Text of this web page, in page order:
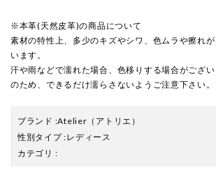
※本革(天然皮革)の商品について
素材の特性上、多少のキズやシワ、色ムラや擦れ
います。
汗や雨などで濡れた場合、色移りする場合がござ
のため、できるだけ濡らさないようご注意下さい。
ブランド :Atelier （アトリエ）
性別タイプ:レディース
カテゴリ :